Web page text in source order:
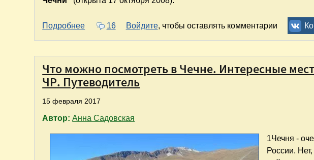
Подробнее о Путешествие на Юг России. Часть 4.
16 Войдите, чтобы оставлять комментарии
Что можно посмотреть в Чечне. Интересные
ЧР. Путеводитель
15 февраля 2017
Автор:Анна Садовская
1Чечня -
России.